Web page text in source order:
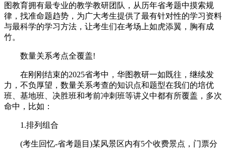
图教育拥有最专业的教学教研团队，从历年省考题中摸索规
律，找准命题趋势，为广大考生提供了最有针对性的学习资料
与最科学的学习方法，让考生们在考场上如虎添翼，胸有成
竹。
数量关系考点全覆盖!
在刚刚结束的2025省考中，华图教研一如既往，继续发
力，不负厚望，数量关系考查的知识点和题型在我们的培优
班、基地班、决胜班和考前冲刺班等讲义中都有所覆盖，多次
命中，比如：
1.排列组合
(考生回忆-省考题目)某风景区内有5个收费景点，门票分